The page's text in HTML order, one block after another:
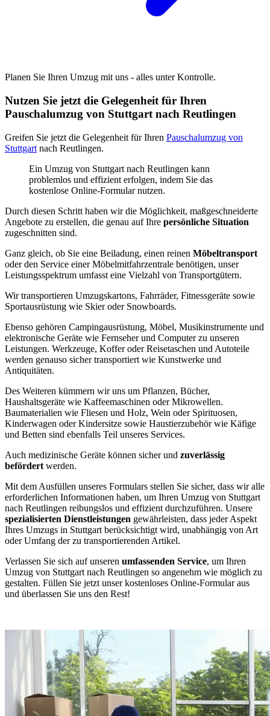
Planen Sie Ihren Umzug mit uns - alles unter Kontrolle.
Nutzen Sie jetzt die Gelegenheit für Ihren
Pauschalumzug von Stuttgart nach Reutlingen
Greifen Sie jetzt die Gelegenheit für Ihren Pauschalumzug von
Stuttgart nach Reutlingen.
Ein Umzug von Stuttgart nach Reutlingen kann
problemlos und effizient erfolgen, indem Sie das
kostenlose Online-Formular nutzen.
Durch diesen Schritt haben wir die Möglichkeit, maßgeschneiderte
Angebote zu erstellen, die genau auf Ihre persönliche Situation
zugeschnitten sind.
Ganz gleich, ob Sie eine Beiladung, einen reinen Möbeltransport
oder den Service einer Möbelmitfahrzentrale benötigen, unser
Leistungsspektrum umfasst eine Vielzahl von Transportgütern.
Wir transportieren Umzugskartons, Fahrräder, Fitnessgeräte sowie
Sportausrüstung wie Skier oder Snowboards.
Ebenso gehören Campingausrüstung, Möbel, Musikinstrumente und
elektronische Geräte wie Fernseher und Computer zu unseren
Leistungen. Werkzeuge, Koffer oder Reisetaschen und Autoteile
werden genauso sicher transportiert wie Kunstwerke und
Antiquitäten.
Des Weiteren kümmern wir uns um Pflanzen, Bücher,
Haushaltsgeräte wie Kaffeemaschinen oder Mikrowellen.
Baumaterialien wie Fliesen und Holz, Wein oder Spirituosen,
Kinderwagen oder Kindersitze sowie Haustierzubehör wie Käfige
und Betten sind ebenfalls Teil unseres Services.
Auch medizinische Geräte können sicher und zuverlässig
befördert werden.
Mit dem Ausfüllen unseres Formulars stellen Sie sicher, dass wir alle
erforderlichen Informationen haben, um Ihren Umzug von Stuttgart
nach Reutlingen reibungslos und effizient durchzuführen. Unsere
spezialisierten Dienstleistungen gewährleisten, dass jeder Aspekt
Ihres Umzugs in Stuttgart berücksichtigt wird, unabhängig von Art
oder Umfang der zu transportierenden Artikel.
Verlassen Sie sich auf unseren umfassenden Service, um Ihren
Umzug von Stuttgart nach Reutlingen so angenehm wie möglich zu
gestalten. Füllen Sie jetzt unser kostenloses Online-Formular aus
und überlassen Sie uns den Rest!